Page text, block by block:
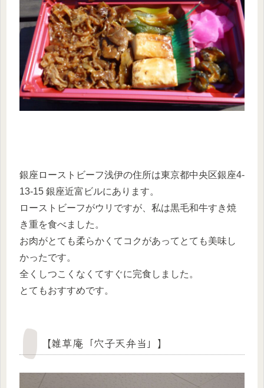
銀座ローストビーフ浅伊の住所は東京都中央区銀座4-
13-15 銀座近富ビルにあります。
ローストビーフがウリですが、私は黒毛和牛すき焼
き重を食べました。
お肉がとても柔らかくてコクがあってとても美味し
かったです。
全くしつこくなくてすぐに完食しました。
とてもおすすめです。
【雑草庵「穴子天弁当」】